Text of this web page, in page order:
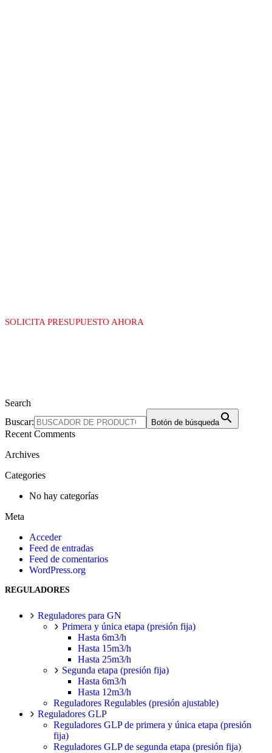
SOLICITA PRESUPUESTO AHORA
Search
Buscar:
Botón de búsqueda
Recent Comments
Archives
Categories
No hay categorías
Meta
Acceder
Feed de entradas
Feed de comentarios
WordPress.org
REGULADORES
Reguladores para GN
Primera y única etapa (presión fija)
Hasta 6m3/h
Hasta 15m3/h
Hasta 25m3/h
Segunda etapa (presión fija)
Hasta 6m3/h
Hasta 12m3/h
Reguladores Regulables (presión ajustable)
Reguladores GLP
Reguladores GLP de primera y única etapa (presión
fija)
Reguladores GLP de segunda etapa (presión fija)